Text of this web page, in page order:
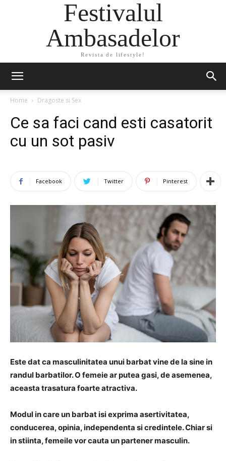
Festivalul
Ambasadelor
Revista de lifestyle!
Home Dragoste si Sex
Ce sa faci cand esti casatorit
cu un sot pasiv
Facebook Twitter Pinterest
Este dat ca masculinitatea unui barbat vine de la sine in
randul barbatilor. O femeie ar putea gasi, de asemenea,
aceasta trasatura foarte atractiva.
Modul in care un barbat isi exprima asertivitatea,
conducerea, opinia, independenta si credintele. Chiar si
in stiinta, femeile vor cauta un partener masculin.